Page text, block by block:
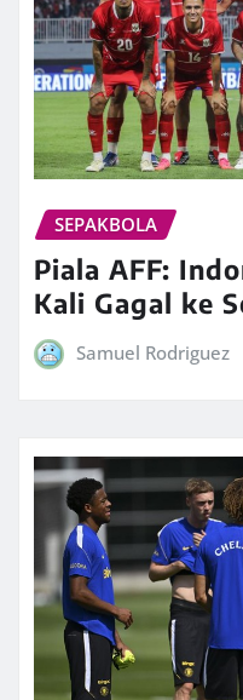
SEPAKBOLA
Piala AFF:
Kali Gagal ke
Samuel Rodriguez